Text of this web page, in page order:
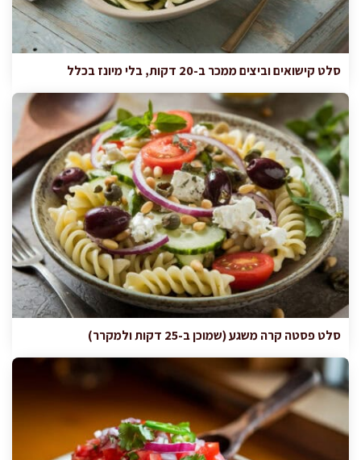
סלט קישואים וביצים ממכר ב-20 דקות, בלי מיונז בכלל
סלט פסטה קרה משגע (שמוכן ב-25 דקות ולמקרר)